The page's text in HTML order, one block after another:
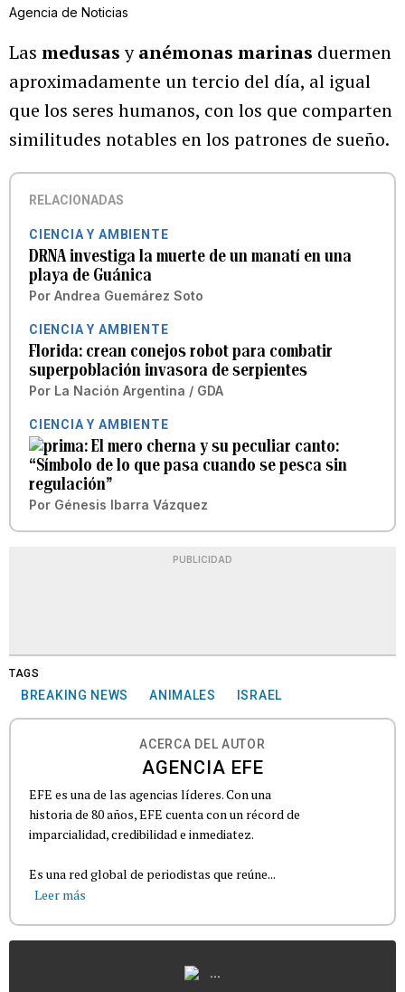
Agencia de Noticias
Las medusasyanémonas marinas duermen
aproximadamente un tercio del día, al igual
que los seres humanos, con los que comparten
similitudes notables en los patrones de sueño.
RELACIONADAS
CIENCIA Y AMBIENTE
DRNA investiga la muerte de un manatí en una
playa de Guánica
Por Andrea Guemárez Soto
CIENCIA Y AMBIENTE
Florida: crean conejos robot para combatir
superpoblación invasora de serpientes
Por La Nación Argentina / GDA
CIENCIA Y AMBIENTE
El mero cherna y su peculiar canto:
“Símbolo de lo que pasa cuando se pesca sin
regulación”
Por Génesis Ibarra Vázquez
PUBLICIDAD
TAGS
BREAKING NEWS ANIMALES ISRAEL
ACERCA DEL AUTOR
AGENCIA EFE
EFE es una de las agencias líderes. Con una
historia de 80 años, EFE cuenta con un récord de
imparcialidad, credibilidad e inmediatez.
Es una red global de periodistas que reúne...
Leer más
...